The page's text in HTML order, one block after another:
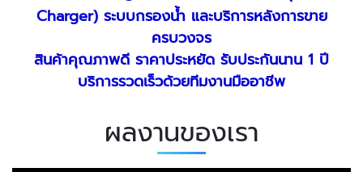
Charger) ระบบกรองน้ำ และบริการหลังการขาย
ครบวงจร
สินค้าคุณภาพดี ราคาประหยัด รับประกันนาน 1 ปี
บริการรวดเร็วด้วยทีมงานมืออาชีพ
ผลงานของเรา